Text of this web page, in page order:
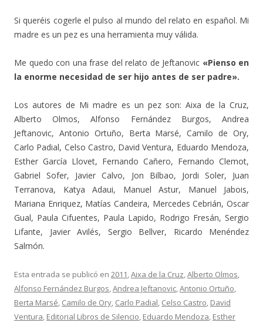
Si queréis cogerle el pulso al mundo del relato en español. Mi
madre es un pez es una herramienta muy válida.
Me quedo con una frase del relato de Jeftanovic «Pienso en
la enorme necesidad de ser hijo antes de ser padre».
Los autores de Mi madre es un pez son: Aixa de la Cruz,
Alberto Olmos, Alfonso Fernández Burgos, Andrea
Jeftanovic, Antonio Ortuño, Berta Marsé, Camilo de Ory,
Carlo Padial, Celso Castro, David Ventura, Eduardo Mendoza,
Esther García Llovet, Fernando Cañero, Fernando Clemot,
Gabriel Sofer, Javier Calvo, Jon Bilbao, Jordi Soler, Juan
Terranova, Katya Adaui, Manuel Astur, Manuel Jabois,
Mariana Enriquez, Matías Candeira, Mercedes Cebrián, Oscar
Gual, Paula Cifuentes, Paula Lapido, Rodrigo Fresán, Sergio
Lifante, Javier Avilés, Sergio Bellver, Ricardo Menéndez
Salmón.
Esta entrada se publicó en 2011,Aixa de la Cruz,Alberto Olmos,
Alfonso Fernández Burgos,Andrea Jeftanovic,Antonio Ortuño,
Berta Marsé, Camilo de Ory, Carlo Padial, Celso Castro, David
Ventura, Editorial Libros de Silencio, Eduardo Mendoza, Esther